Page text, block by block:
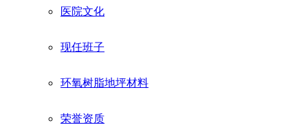
医院文化
现任班子
环氧树脂地坪材料
荣誉资质